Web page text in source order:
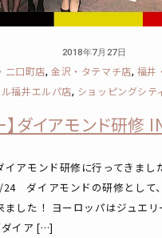
2018年7月27日
二口町店,金沢・タテマチ店, 福井
福井エルパ店, ショッピングシテ
】ダイアモンド研修
イアモンド研修に行ってきまし
ダイアモンドの研修として
ました！ ヨーロッパはジュエ
ダイア […]